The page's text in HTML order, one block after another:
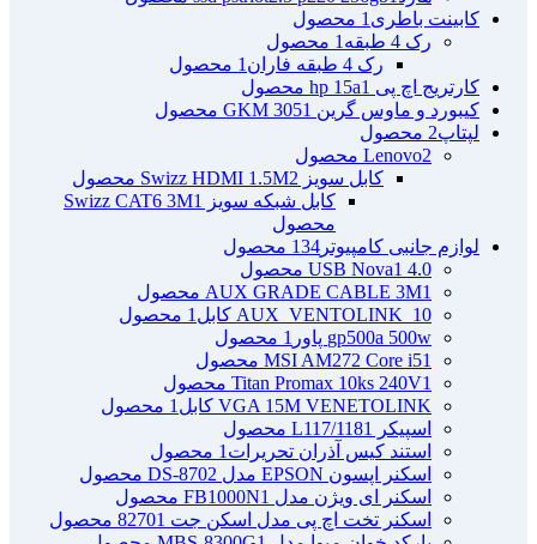
کابینت باطری 1 محصول
رک 4 طبقه
1 محصول
رک 4 طبقه فاران
1 محصول
کارتریج اچ پی hp 15a 1 محصول
کیبورد و ماوس گرین GKM 305 1 محصول
لپتاپ2 محصول
Lenovo2 محصول
کابل سویز Swizz HDMI 1.5M 2 محصول
کابل شبکه سویز Swizz CAT6 3M
1
محصول
لوازم جانبی کامپیوتر 134 محصول
4.0 USB Nova 1 محصول
AUX GRADE CABLE 3M1 محصول
AUX_VENTOLINK_10 کابل
1 محصول
gp500a 500w پاور
1 محصول
MSI AM272 Core i51 محصول
Titan Promax 10ks 240V1 محصول
VGA 15M VENETOLINK کابل
1 محصول
اسپیکر L117/118
1 محصول
استند کیس آذران تحریرات 1 محصول
اسکنر اپسون EPSON مدل DS-870
2 محصول
اسکنر ای ویژن مدل FB1000N 1 محصول
اسکنر تخت اچ پی مدل اسکن جت 8270 1 محصول